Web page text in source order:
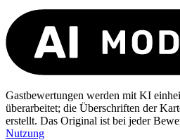
Gastbewertungen werden mit KI
überarbeitet; die Überschriften der
erstellt. Das Original ist bei jeder
Nutzung